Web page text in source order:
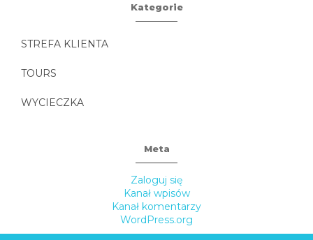
Kategorie
STREFA KLIENTA
TOURS
WYCIECZKA
Meta
Zaloguj się
Kanał wpisów
Kanał komentarzy
WordPress.org